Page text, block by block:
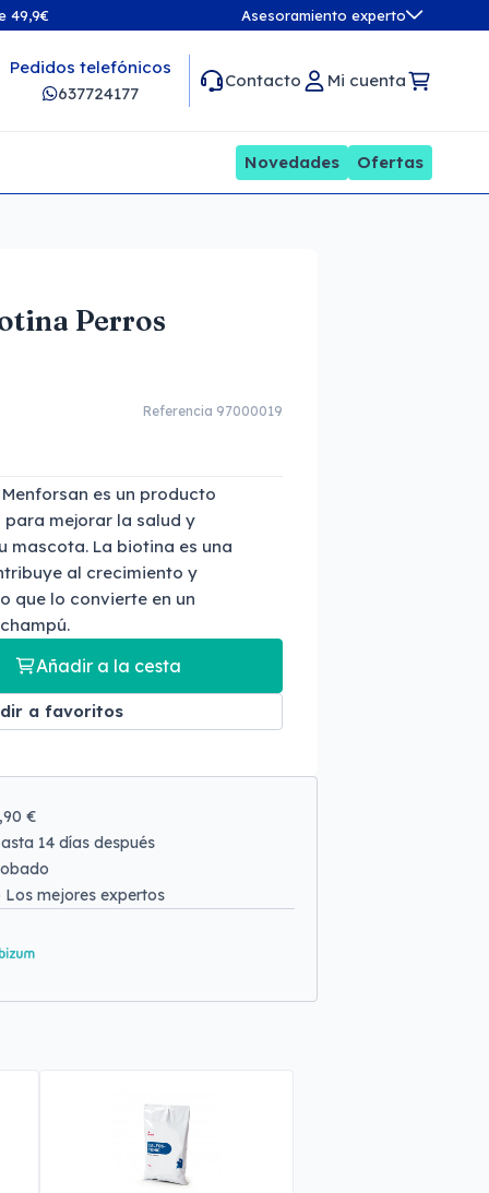
49,9€ Asesoramiento experto
Pedidos telefónicos
637724177
Contacto Mi cuenta
Novedades Ofertas
Perros
Referencia 97000019
es un producto
mejorar la salud y
mascota. La biotina es una
al crecimiento y
que lo convierte en un
Añadir a la cesta
a favoritos
€
14 días después
Los mejores expertos